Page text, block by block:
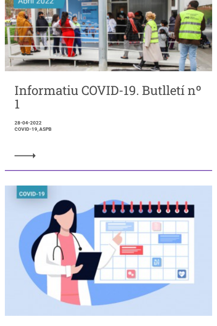
Informatiu COVID-19. Butlletí nº
1
28-04-2022
COVID-19, ASPB